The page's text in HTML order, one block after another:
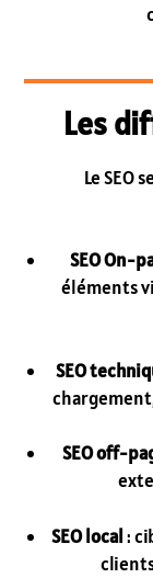
Les
Le SEO
SEO On-
éléments
SEO
SEO off-
SEO local: